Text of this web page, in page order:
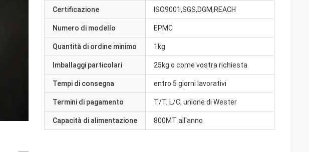
Certificazione ISO9001,SGS,DGM,REACH
Numero di modello EPMC
Quantità di ordine minimo 1kg
Imballaggi particolari 25kg o come vostra richiesta
Tempi di consegna entro 5 giorni lavorativi
Termini di pagamento T/T, L/C, unione di Wester
Capacità di alimentazione 800MT all'anno